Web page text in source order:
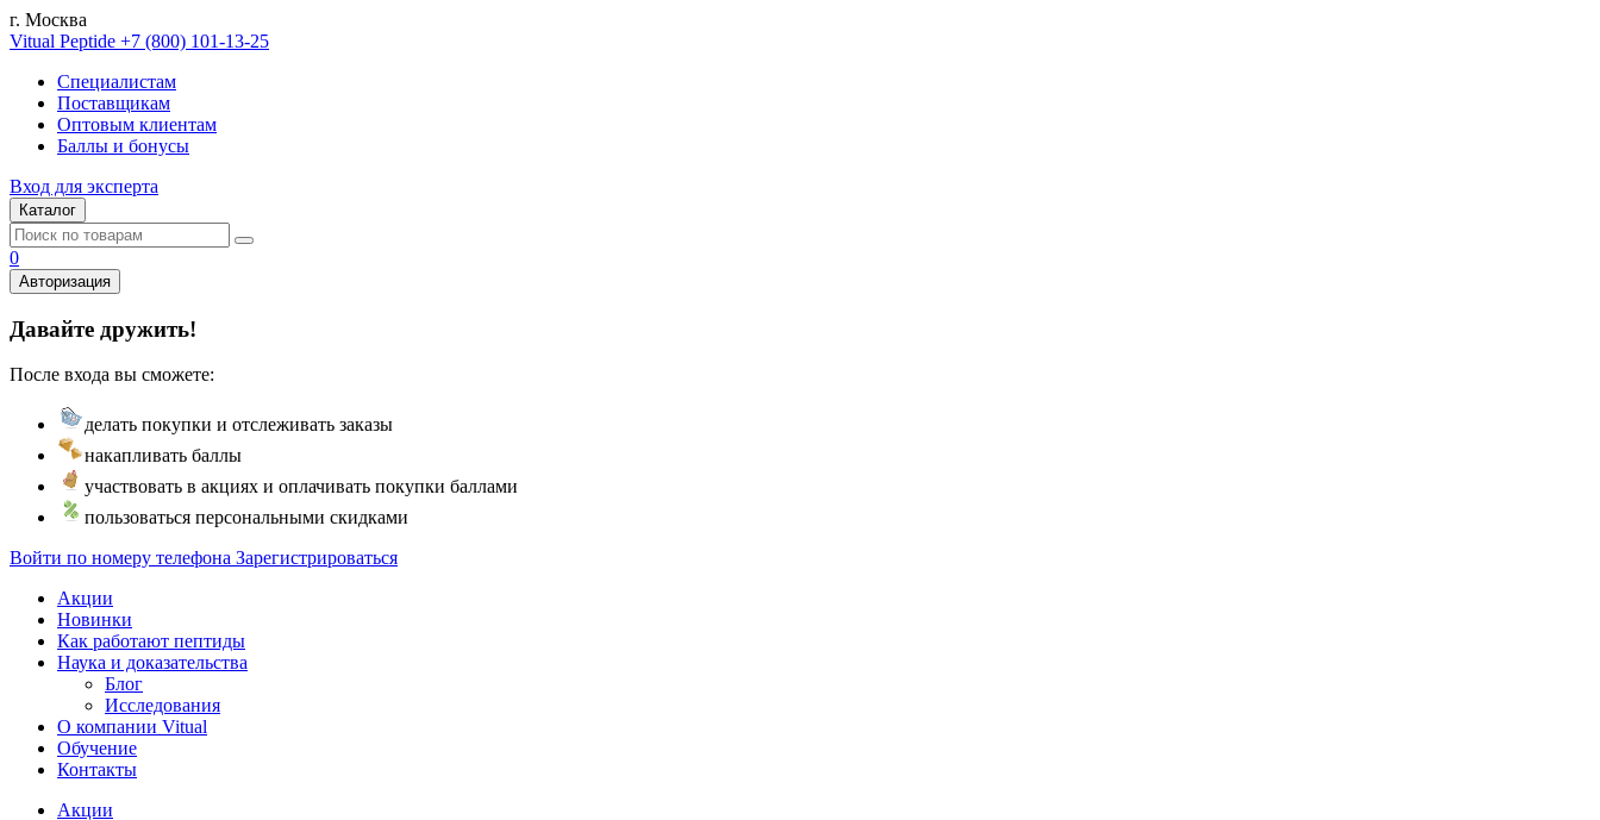
г. Москва
Vitual Peptide +7 (800) 101-13-25
Специалистам
Поставщикам
Оптовым клиентам
Баллы и бонусы
Вход для эксперта
Каталог
0
Авторизация
Давайте дружить!
После входа вы сможете:
делать покупки и отслеживать заказы
накапливать баллы
участвовать в акциях и оплачивать покупки баллами
пользоваться персональными скидками
Войти по номеру телефона Зарегистрироваться
Акции
Новинки
Как работают пептиды
Наука и доказательства
Блог
Исследования
О компании Vitual
Обучение
Контакты
Акции